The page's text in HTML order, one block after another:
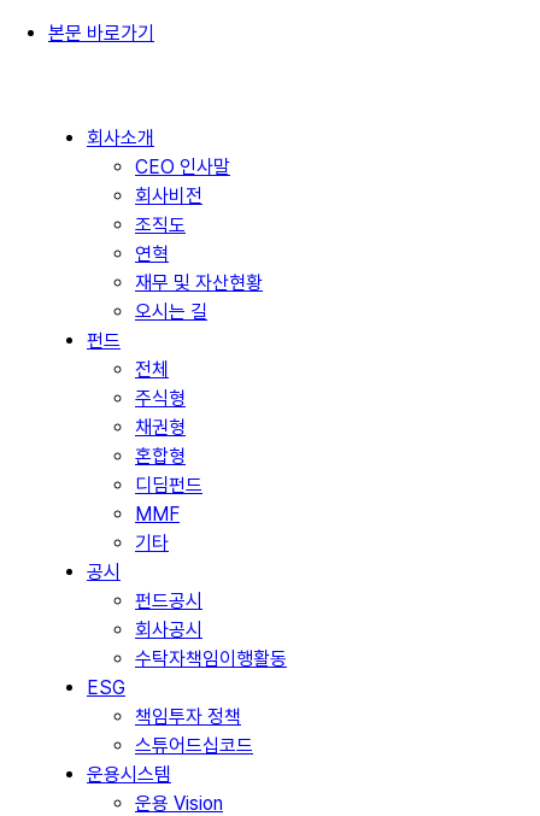
본문 바로가기
회사소개
CEO 인사말
회사비전
조직도
연혁
재무 및 자산현황
오시는 길
펀드
전체
주식형
채권형
혼합형
디딤펀드
MMF
기타
공시
펀드공시
회사공시
수탁자책임이행활동
ESG
책임투자 정책
스튜어드십코드
운용시스템
운용 Vision